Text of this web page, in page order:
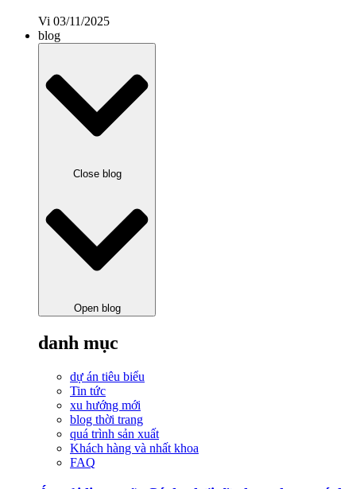
Vi 03/11/2025
blog
Close blog
Open blog
danh mục
dự án tiêu biểu
Tin tức
xu hướng mới
blog thời trang
quá trình sản xuất
Khách hàng và nhất khoa
FAQ